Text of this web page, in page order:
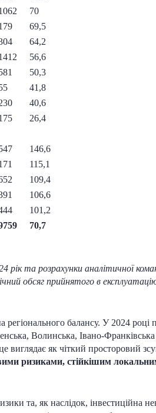
70
69,5
64,2
56,6
50,3
41,8
40,6
26,4
146,6
115,1
109,4
106,6
101,2
70,7
та розрахунки аналітичної
обсяг прийнятого в
регіонального балансу. У 2024
Волинська, Івано-Франківська
виглядає як чіткий просторовий
ризиками, стійкішим
та, як наслідок, інвестиційна